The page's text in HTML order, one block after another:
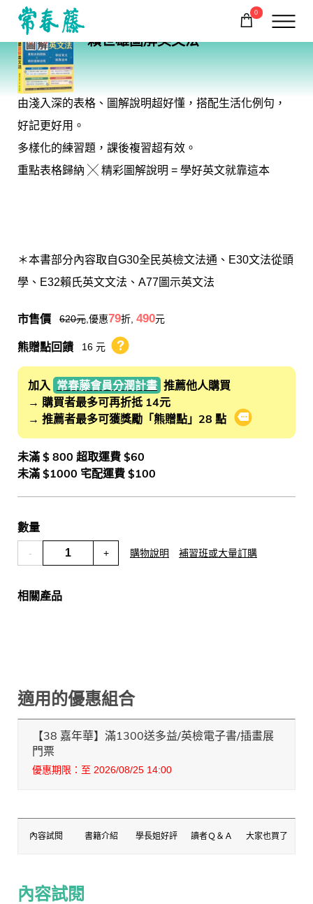
回常春藤首頁
0
購物車
賴世雄圖解英文法
由淺入深的表格、圖解說明超好懂，搭配生活化例句，
好記更好用。
多樣化的練習題，課後複習超有效。
重點表格歸納 ╳ 精彩圖解說明 = 學好英文就靠這本
＊本書部分內容取自G30全民英檢文法通、E30文法從頭
學、E32賴氏英文文法、A77圖示英文法
市售價 620元 ,優惠79折, 490元
熊贈點回饋 16 元 熊贈點回饋辦法
加入 常春藤會員分潤計畫 推薦他人購買
→ 購買者最多可再折抵 14元
→ 推薦者最多可獲獎勵「熊贈點」28 點
會員推薦分潤
未滿 $ 800 超取運費 $60
未滿 $1000 宅配運費 $100
數量
- + 購物說明 補習班或大量訂購
相關產品
適用的優惠組合
【38 嘉年華】滿1300送多益/英檢電子書/插畫展
門票
優惠期限：至 2026/08/25 14:00
內容試閱 書籍介紹 學長姐好評 讀者Ｑ＆Ａ 大家也買了
內容試閱